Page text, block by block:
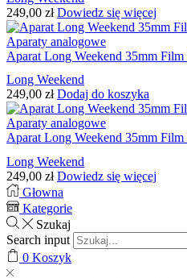
249,00 zł Dowiedz się więcej
Aparaty analogowe
Aparat Long Weekend 35mm
Long Weekend
249,00 zł Dodaj do koszyka
Aparaty analogowe
Aparat Long Weekend 35mm Film
Long Weekend
249,00 zł Dowiedz się więcej
Głowna
Kategorie
Szukaj
Search input
0 Koszyk